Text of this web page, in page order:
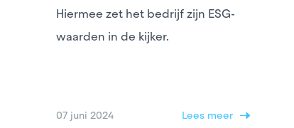
Hiermee zet het bedrijf zijn ESG-
waarden in de kijker.
07 juni 2024 Lees meer